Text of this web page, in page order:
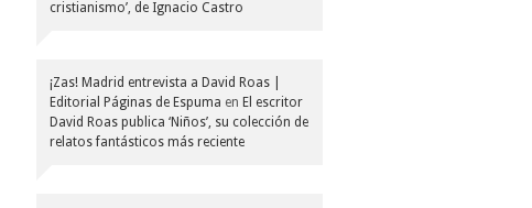
cristianismo’, de Ignacio Castro
¡Zas! Madrid entrevista a David Roas |
Editorial Páginas de Espuma en El escritor
David Roas publica ‘Niños’, su colección de
relatos fantásticos más reciente